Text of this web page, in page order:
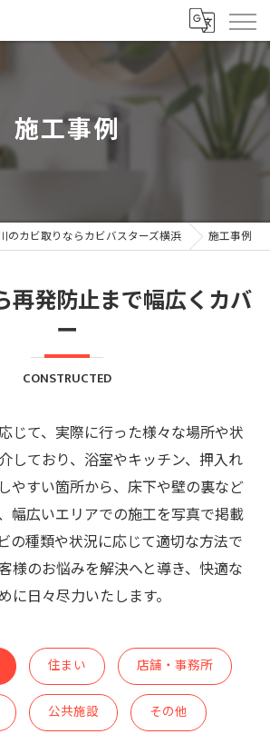
施工事例
のカビ取りならカビバスターズ横浜 施工事例
再発防止まで幅広くカバ
ー
CONSTRUCTED
じて、実際に行った様々な場所や状
しており、浴室やキッチン、押入れ
やすい箇所から、床下や壁の裏など
幅広いエリアでの施工を写真で掲載
の種類や状況に応じて適切な方法で
様のお悩みを解決へと導き、快適な
に日々尽力いたします。
住まい 店舗・事務所
公共施設 その他